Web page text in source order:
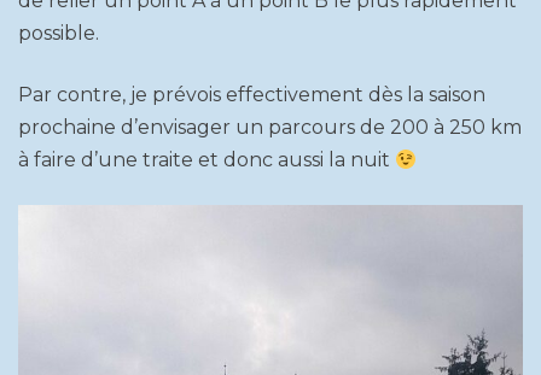
possible.
Par contre, je prévois effectivement dès la saison
prochaine d’envisager un parcours de 200 à 250 km
à faire d’une traite et donc aussi la nuit